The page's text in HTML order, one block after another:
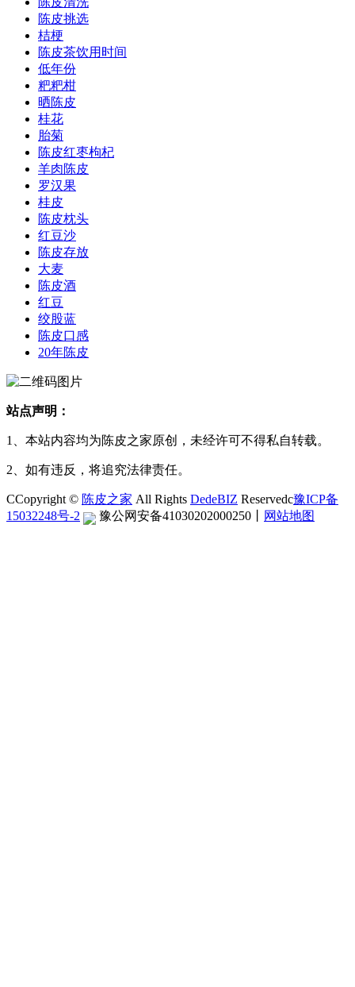
陈皮挑选
桔梗
陈皮茶饮用时间
低年份
粑粑柑
晒陈皮
桂花
胎菊
陈皮红枣枸杞
羊肉陈皮
罗汉果
桂皮
陈皮枕头
红豆沙
陈皮存放
大麦
陈皮酒
红豆
绞股蓝
陈皮口感
20年陈皮
站点声明：
1、本站内容均为陈皮之家原创，未经许可不得私自转载。
2、如有违反，将追究法律责任。
CCopyright © 陈皮之家 All Rights DedeBIZ Reservedc豫ICP备
15032248号-2
豫公网安备41030202000250 网站地图